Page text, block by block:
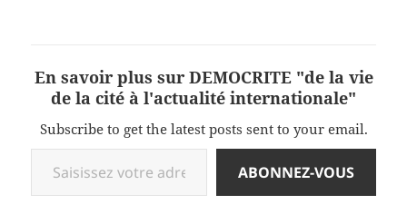
En savoir plus sur DEMOCRITE "de la vie
de la cité à l'actualité internationale"
Subscribe to get the latest posts sent to your email.
Saisissez votre adresse e-mail…
ABONNEZ-VOUS